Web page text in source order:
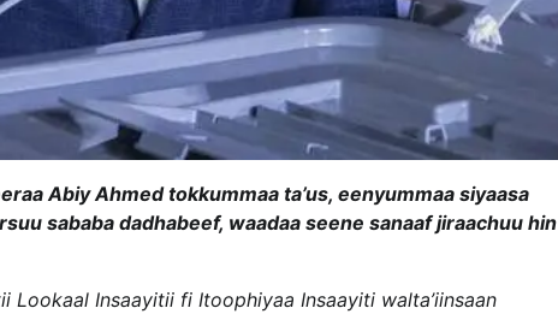
Abiy Ahmed tokkummaa ta’us, eenyummaa siyaasa
sababa dadhabeef, waadaa seene sanaaf jiraachuu hin
Lookaal Insaayitii fi Itoophiyaa Insaayiti walta’iinsaan